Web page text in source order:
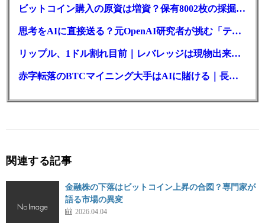
ビットコイン購入の原資は増資？保有8002枚の採掘企業の実態とは
思考をAIに直接送る？元OpenAI研究者が挑む「テレパシー」開発とは
リップル、1ドル割れ目前｜レバレッジは現物出来高の6倍超
赤字転落のBTCマイニング大手はAIに賭ける｜長期負債17.8億ドル
関連する記事
金融株の下落はビットコイン上昇の合図？専門家が
語る市場の異変
2026.04.04